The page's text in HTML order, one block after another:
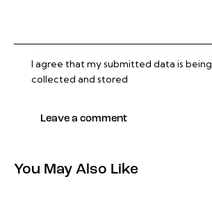
I agree that my submitted data is being
collected and stored
You May Also Like